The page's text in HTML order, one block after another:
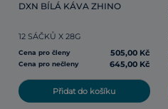
DXN BÍLÁ KÁVA ZHINO
12 SÁČKŮ X 28G
Cena pro členy 505,00 Kč
Cena pro nečleny 645,00 Kč
Přidat do košíku